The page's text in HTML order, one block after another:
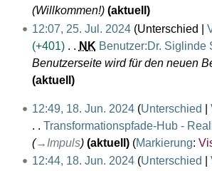
s
u
n
g
f
a
s
s
u
g
m
e
n
f
a
s
n
g
a
m
m
e
n
a
s
s
u
u
s
a
m
m
n
f
a
s
g
s
z
u
s
a
m
e
Willkommen!
aktuell
12:07, 25. Jul. 2024 Unterschied
+401
N K Benutzer:Dr. Siglinde
Benutzerseite wird für den neuen
aktuell
12:49, 18. Jun. 2024 Unterschied
Transformationspfade-Hub -
→ Impuls aktuell Markierung:
12:44, 18. Jun. 2024 Unterschied